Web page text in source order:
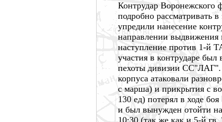
Контрудар Воронежского
подробно рассматривать
упредили нанесение
направлении выдвижения
наступление против 1-й
участия в контрударе
пехоты дивизии СС"ЛАГ".
корпуса атаковали
с марша) и прикрытия с
130 ед) потерял в ходе боя
и был вынужден отойти
10:30 (так же как и 5-й